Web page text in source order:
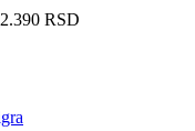
2.390 RSD